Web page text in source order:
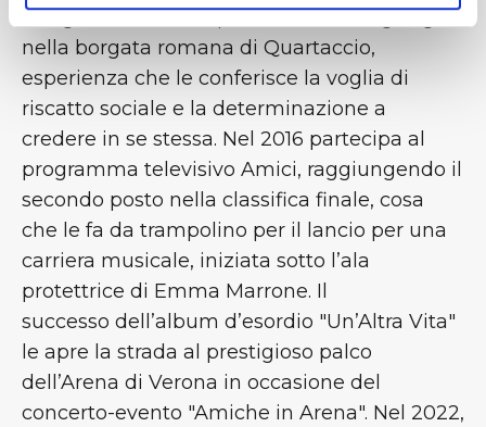
margini della metropoli e lontano dagli agi,
nella borgata romana di Quartaccio,
esperienza che le conferisce la voglia di
riscatto sociale e la determinazione a
credere in se stessa. Nel 2016 partecipa al
programma televisivo Amici, raggiungendo il
secondo posto nella classifica finale, cosa
che le fa da trampolino per il lancio per una
carriera musicale, iniziata sotto l’ala
protettrice di Emma Marrone. Il
successo dell’album d’esordio "Un’Altra Vita"
le apre la strada al prestigioso palco
dell’Arena di Verona in occasione del
concerto-evento "Amiche in Arena". Nel 2022,